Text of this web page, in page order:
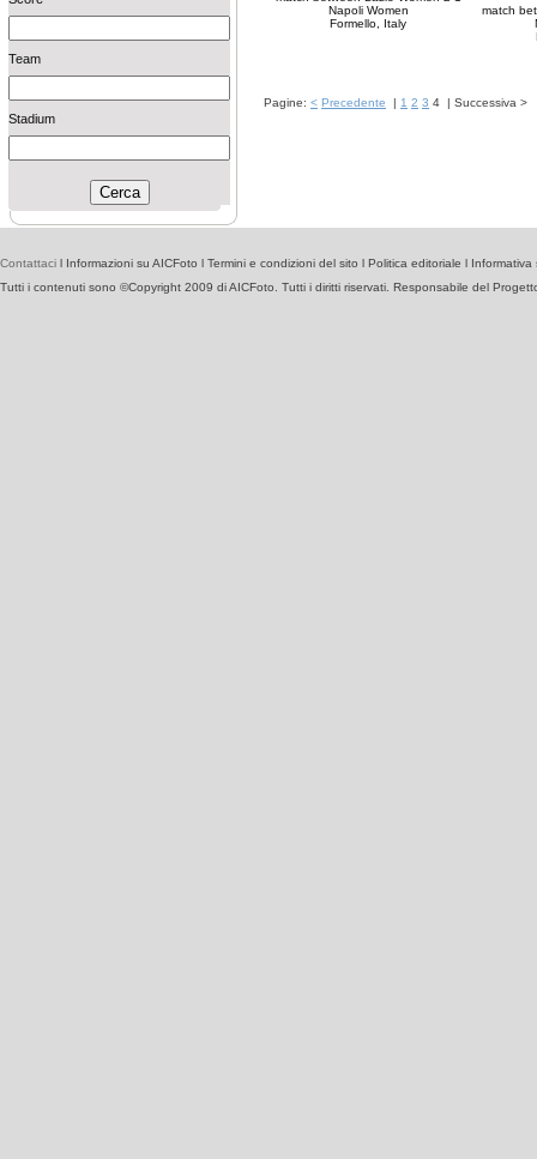
Team
Stadium
Napoli Women
Formello, Italy
match
Pagine: < Precedente | 1 2 3 4 | Successiva >
Contattaci l Informazioni su AICFoto l Termini e condizioni del sito l Politica editoriale l Informativa
Tutti i contenuti sono ©Copyright 2009 di AICFoto. Tutti i diritti riservati. Responsabile del